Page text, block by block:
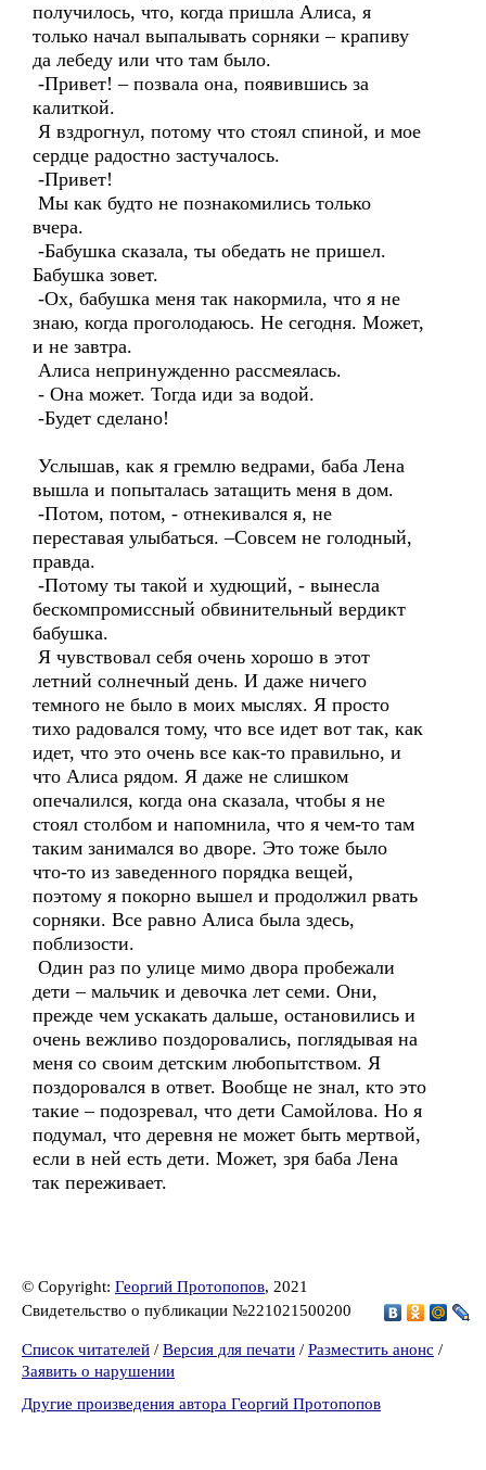
получилось, что, когда пришла Алиса, я
только начал выпалывать сорняки – крапиву
да лебеду или что там было.
-Привет! – позвала она, появившись за
калиткой.
Я вздрогнул, потому что стоял спиной, и мое
сердце радостно застучалось.
-Привет!
Мы как будто не познакомились только
вчера.
-Бабушка сказала, ты обедать не пришел.
Бабушка зовет.
-Ох, бабушка меня так накормила, что я не
знаю, когда проголодаюсь. Не сегодня. Может,
и не завтра.
Алиса непринужденно рассмеялась.
- Она может. Тогда иди за водой.
-Будет сделано!
Услышав, как я гремлю ведрами, баба Лена
вышла и попыталась затащить меня в дом.
-Потом, потом, - отнекивался я, не
переставая улыбаться. –Совсем не голодный,
правда.
-Потому ты такой и худющий, - вынесла
бескомпромиссный обвинительный вердикт
бабушка.
Я чувствовал себя очень хорошо в этот
летний солнечный день. И даже ничего
темного не было в моих мыслях. Я просто
тихо радовался тому, что все идет вот так, как
идет, что это очень все как-то правильно, и
что Алиса рядом. Я даже не слишком
опечалился, когда она сказала, чтобы я не
стоял столбом и напомнила, что я чем-то там
таким занимался во дворе. Это тоже было
что-то из заведенного порядка вещей,
поэтому я покорно вышел и продолжил рвать
сорняки. Все равно Алиса была здесь,
поблизости.
Один раз по улице мимо двора пробежали
дети – мальчик и девочка лет семи. Они,
прежде чем ускакать дальше, остановились и
очень вежливо поздоровались, поглядывая на
меня со своим детским любопытством. Я
поздоровался в ответ. Вообще не знал, кто это
такие – подозревал, что дети Самойлова. Но я
подумал, что деревня не может быть мертвой,
если в ней есть дети. Может, зря баба Лена
так переживает.
© Copyright: Георгий Протопопов, 2021
Свидетельство о публикации №221021500200
Список читателей / Версия для печати / Разместить анонс /
Заявить о нарушении
Другие произведения автора Георгий Протопопов